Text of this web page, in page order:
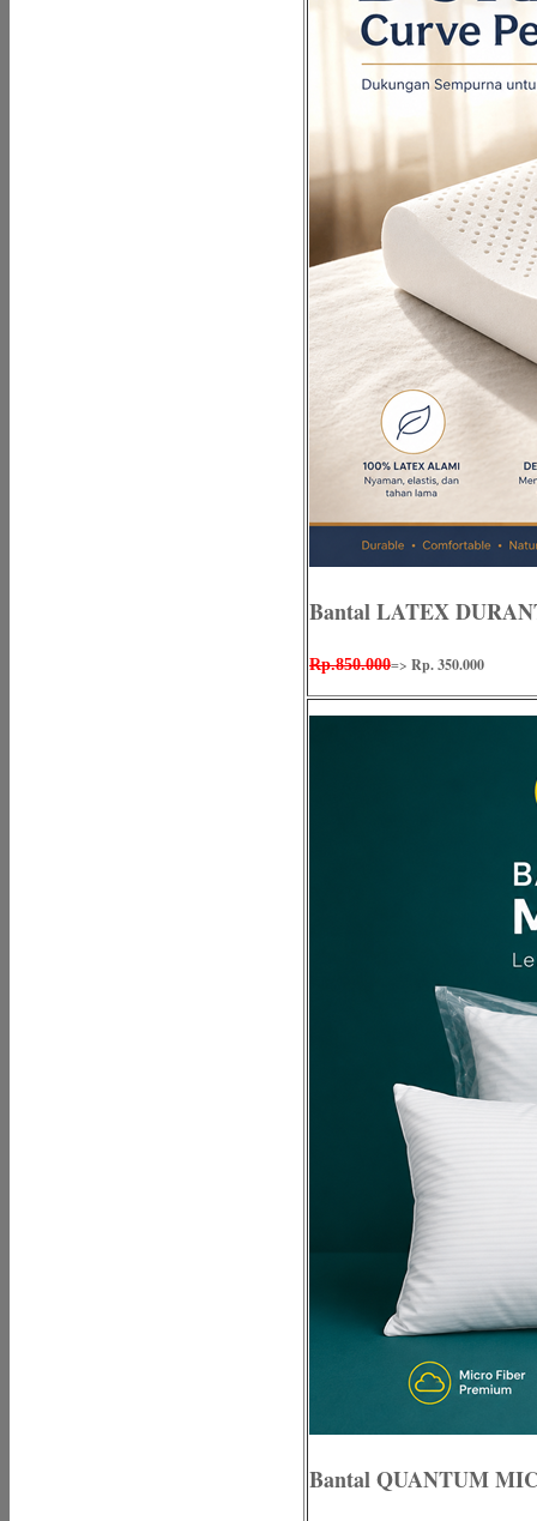
Bantal LATEX
Rp.850.000=> Rp. 350.000
Bantal QUANTUM